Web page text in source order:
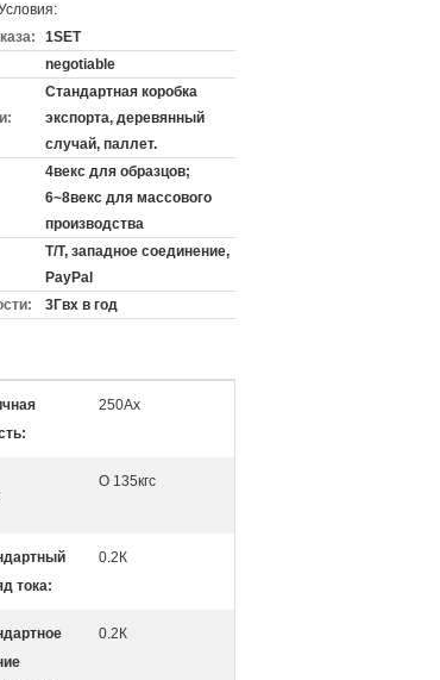
1SET
negotiable
Стандартная коробка
экспорта, деревянный
случай, паллет.
4векс для образцов;
6~8векс для массового
производства
T/T, западное соединение,
PayPal
3Гвх в год
250Ах
О 135кгс
тока:
0.2К
0.2К